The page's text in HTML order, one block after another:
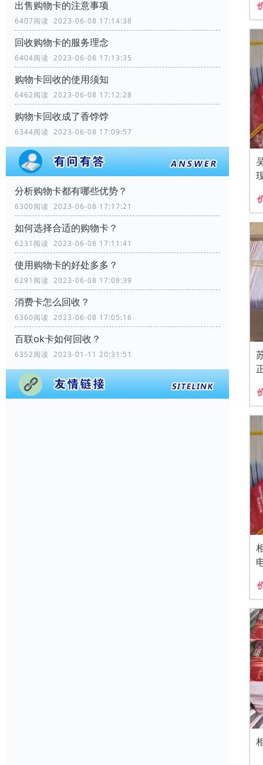
出售购物卡的注意事项
6407阅读 2023-06-08 17:14:38
回收购物卡的服务理念
6404阅读 2023-06-08 17:13:35
购物卡回收的使用须知
6462阅读 2023-06-08 17:12:28
购物卡回收成了香饽饽
6344阅读 2023-06-08 17:09:57
分析购物卡都有哪些优势？
6300阅读 2023-06-08 17:17:21
如何选择合适的购物卡？
6231阅读 2023-06-08 17:11:41
使用购物卡的好处多多？
6291阅读 2023-06-08 17:08:39
消费卡怎么回收？
6360阅读 2023-06-08 17:05:16
百联ok卡如何回收？
6352阅读 2023-01-11 20:31:51